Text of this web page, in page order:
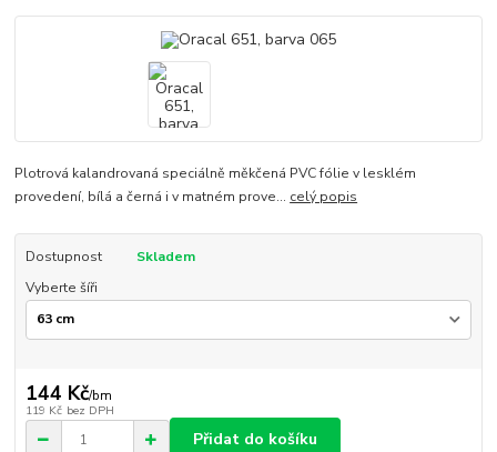
Plotrová kalandrovaná speciálně měkčená PVC fólie v lesklém
provedení, bílá a černá i v matném prove... celý popis
Dostupnost
Skladem
Vyberte šíři
144 Kč/bm
119 Kč bez DPH
Přidat do košíku